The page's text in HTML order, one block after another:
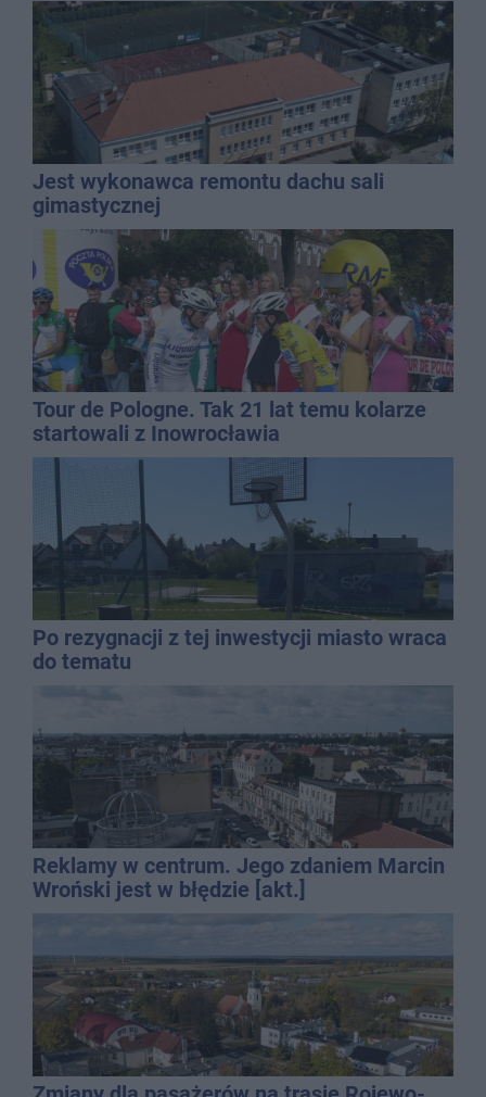
Jest wykonawca remontu dachu sali
gimastycznej
Tour de Pologne. Tak 21 lat temu kolarze
startowali z Inowrocławia
Po rezygnacji z tej inwestycji miasto wraca
do tematu
Reklamy w centrum. Jego zdaniem Marcin
Wroński jest w błędzie [akt.]